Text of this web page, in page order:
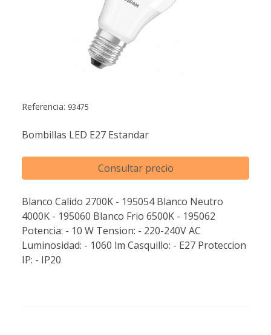
Referencia: 93475
Bombillas LED E27 Estandar
Consultar precio
Blanco Calido 2700K - 195054 Blanco Neutro
4000K - 195060 Blanco Frio 6500K - 195062
Potencia: - 10 W Tension: - 220-240V AC
Luminosidad: - 1060 lm Casquillo: - E27 Proteccion
IP: - IP20